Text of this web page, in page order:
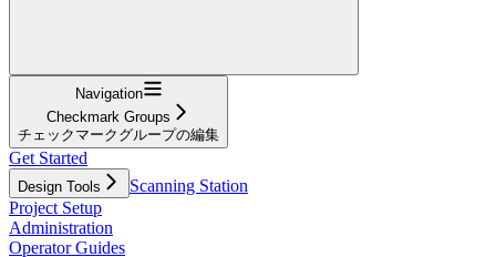
Navigation
Checkmark Groups
チェックマークグループの編集
Get Started
Design Tools
Scanning Station
Project Setup
Administration
Operator Guides